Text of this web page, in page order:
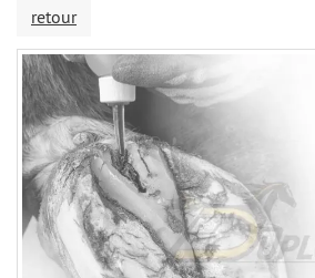
retour